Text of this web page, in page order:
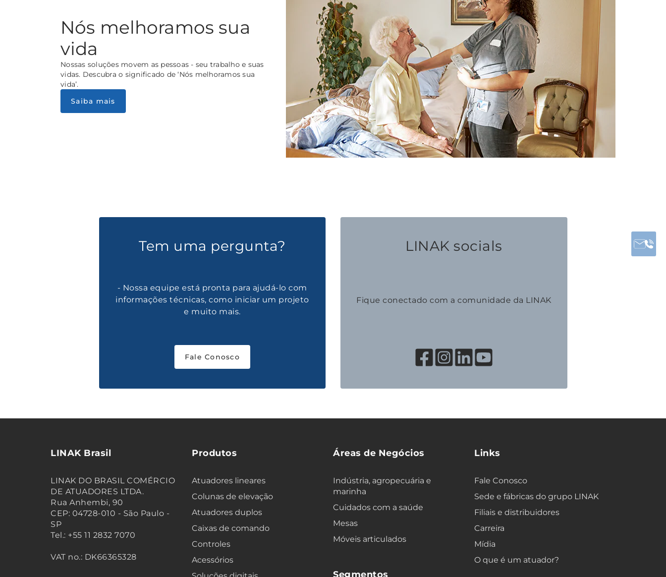
Nós melhoramos sua
vida
Nossas soluções movem as pessoas - seu trabalho e suas
vidas. Descubra o significado de ‘Nós melhoramos sua
vida’.
Saiba mais
Tem uma pergunta?
- Nossa equipe está pronta para ajudá-lo com
informações técnicas, como iniciar um projeto
e muito mais.
Fale Conosco
LINAK socials
Fique conectado com a comunidade da LINAK
LINAK Brasil
LINAK DO BRASIL COMÉRCIO
DE ATUADORES LTDA.
Rua Anhembi, 90
CEP: 04728-010 - São Paulo -
SP
Tel.: +55 11 2832 7070
VAT no.: DK66365328
Produtos
Atuadores lineares
Colunas de elevação
Atuadores duplos
Caixas de comando
Controles
Acessórios
Áreas de Negócios
Indústria, agropecuária e
marinha
Cuidados com a saúde
Mesas
Móveis articulados
Segmentos
Links
Fale Conosco
Sede e fábricas do grupo LINAK
Filiais e distribuidores
Carreira
Mídia
O que é um atuador?